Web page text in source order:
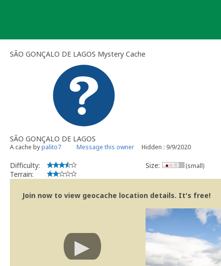
SÃO GONÇALO DE LAGOS Mystery Cache
SÃO GONÇALO DE LAGOS
A cache bypalito7 Message this owner Hidden : 9/9/2020
Difficulty:
Terrain:
Size: (small)
Join now to view geocache location details. It's free!